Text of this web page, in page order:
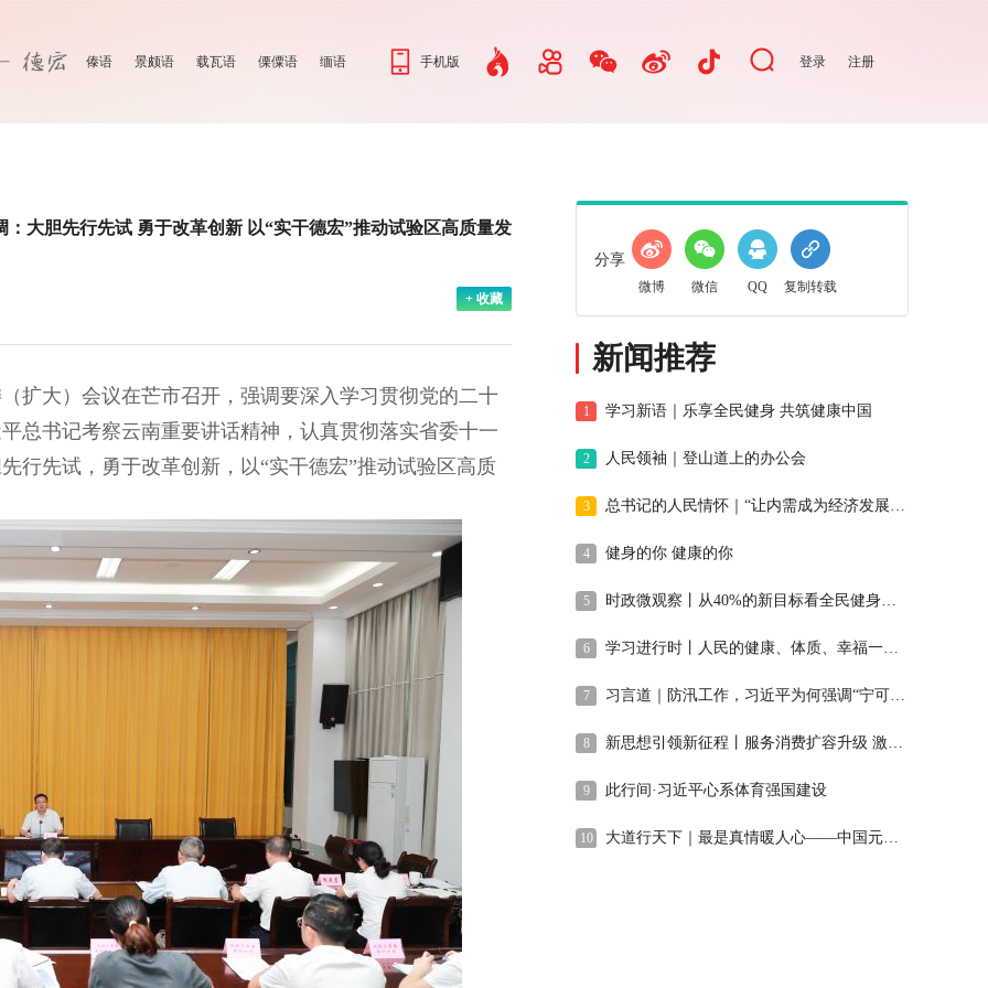
傣语 景颇语 载瓦语 傈僳语 缅语 手机版 登录 注册
大胆先行先试 勇于改革创新 以“实干德宏”推动试验区高质量发
+ 收藏
扩大）会议在芒市召开，强调要深入学习贯彻党的二十
总书记考察云南重要讲话精神，认真贯彻落实省委十一
行先试，勇于改革创新，以“实干德宏”推动试验区高质
分享
微博 微信 QQ 复制转载
新闻推荐
1 学习新语｜乐享全民健身 共筑健康中国
2 人民领袖｜登山道上的办公会
3 总书记的人民情怀｜“让内需成为经济发展的主动力”
4 健身的你 健康的你
5 时政微观察丨从40%的新目标看全民健身事业高质量发展
6 学习进行时丨人民的健康、体质、幸福一脉相承
7 习言道｜防汛工作，习近平为何强调“宁可十防九空”？
8 新思想引领新征程丨服务消费扩容升级 激发内需新活力
9 此行间·习近平心系体育强国建设
10 大道行天下｜最是真情暖人心——中国元首外交的世界情怀与大国气派